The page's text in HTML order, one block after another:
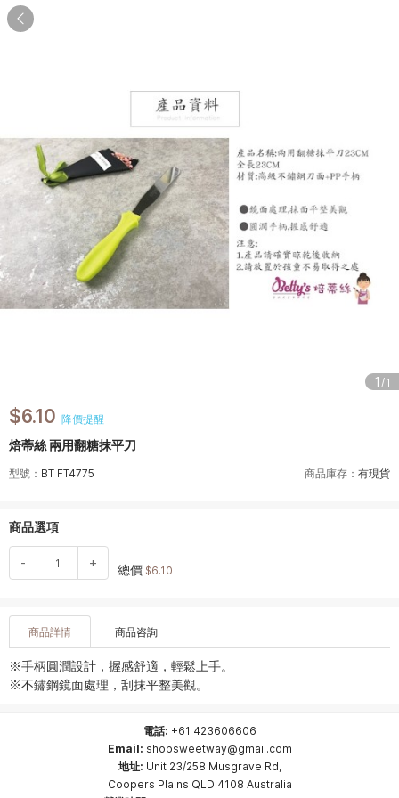

1 /1
$6.10 降價提醒
焙蒂絲 兩用翻糖抹平刀
型號： BT FT4775 商品庫存： 有現貨
商品選項
- + 總價 $6.10
商品詳情 商品咨詢
※手柄圓潤設計，握感舒適，輕鬆上手。
※不鏽鋼鏡面處理，刮抹平整美觀。
電話: +61 423606606
Email: shopsweetway@gmail.com
地址: Unit 23/258 Musgrave Rd,
Coopers Plains QLD 4108 Australia